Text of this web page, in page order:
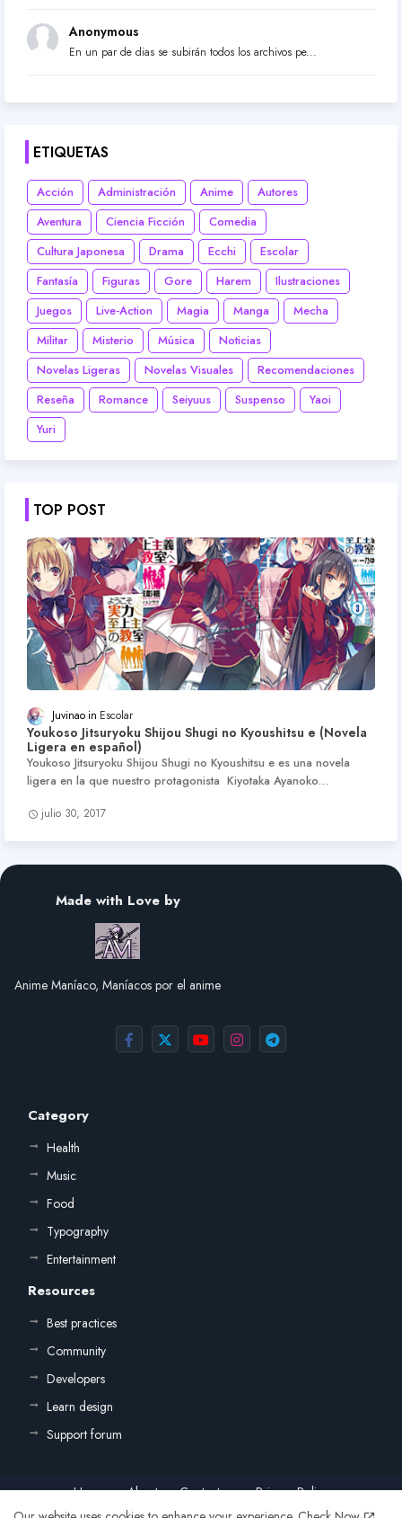
Anonymous
En un par de dias se subirán todos los archivos pe...
ETIQUETAS
Acción Administración Anime
Autores
Aventura
Ciencia Ficción
Comedia
Cultura Japonesa
Drama Ecchi
Escolar
Fantasía
Figuras Gore Harem
Ilustraciones
Juegos
Live-Action Magia Manga
Mecha
Militar
Misterio Música
Noticias
Novelas Ligeras
Novelas Visuales
Recomendaciones
Reseña
Romance Seiyuus Suspenso
Yaoi
Yuri
TOP POST
Juvinao Escolar
Youkoso Jitsuryoku Shijou Shugi no Kyoushitsu e (Novela
Ligera en español)
Youkoso Jitsuryoku Shijou Shugi no Kyoushitsu e es una novela
ligera en la que nuestro protagonista Kiyotaka Ayanoko…
julio 30, 2017
Made with Love by
Anime Maníaco, Maníacos por el anime
Category
Health
Music
Food
Typography
Entertainment
Resources
Best practices
Community
Developers
Learn design
Support forum
Home About Contact us
Privacy Policy